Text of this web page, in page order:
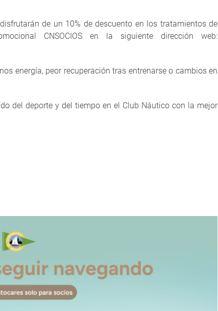
de un 10% de descuento en los tratamientos de
CNSOCIOS en la siguiente dirección web:
energía, peor recuperación tras entrenarse o cambios en
del deporte y del tiempo en el Club Náutico con la mejor